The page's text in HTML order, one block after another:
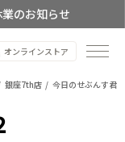
のお知らせ
スーツ
オンラインストア
銀座7th店 今日のせぶんす君